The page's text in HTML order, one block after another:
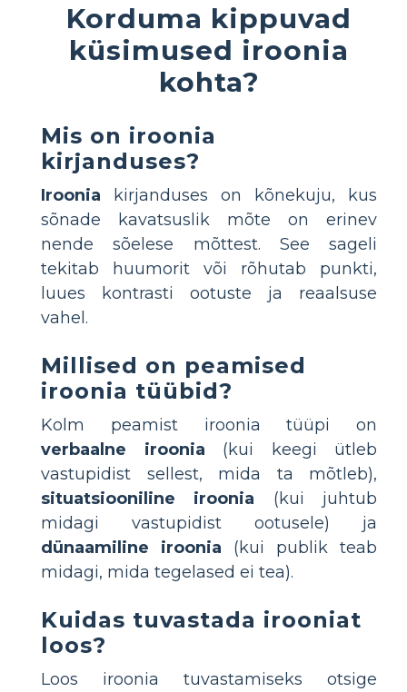
Korduma kippuvad
küsimused iroonia
kohta?
Mis on iroonia
kirjanduses?
Iroonia kirjanduses on kõnekuju, kus
sõnade kavatsuslik mõte on erinev
nende sõelese mõttest. See sageli
tekitab huumorit või rõhutab punkti,
luues kontrasti ootuste ja reaalsuse
vahel.
Millised on peamised
iroonia tüübid?
Kolm peamist iroonia tüüpi on
verbaalne iroonia (kui keegi ütleb
vastupidist sellest, mida ta mõtleb),
situatsiooniline iroonia (kui juhtub
midagi vastupidist ootusele) ja
dünaamiline iroonia (kui publik teab
midagi, mida tegelased ei tea).
Kuidas tuvastada irooniat
loos?
Loos iroonia tuvastamiseks otsige